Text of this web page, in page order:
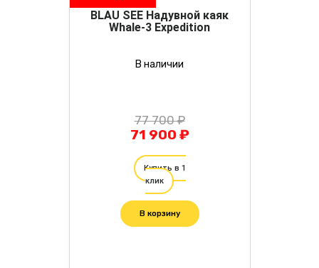
BLAU SEE Надувной каяк
Whale-3 Expedition
В наличии
77 700 ₽
71 900 ₽
Купить в 1
клик
В корзину